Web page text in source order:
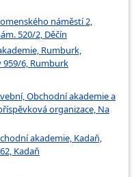
náměstí 2,
520/2, Děčín
Rumburk,
959/6, Rumburk
Obchodní akademie a
organizace, Na
akademie, Kadaň,
Kadaň